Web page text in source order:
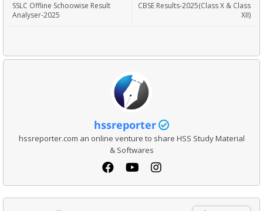
CBSE Results-2025(Class X & Class
XII)
SSLC Offline Schoowise Result
Analyser-2025
hssreporter
hssreporter.com an online venture to share HSS Study Material
& Softwares